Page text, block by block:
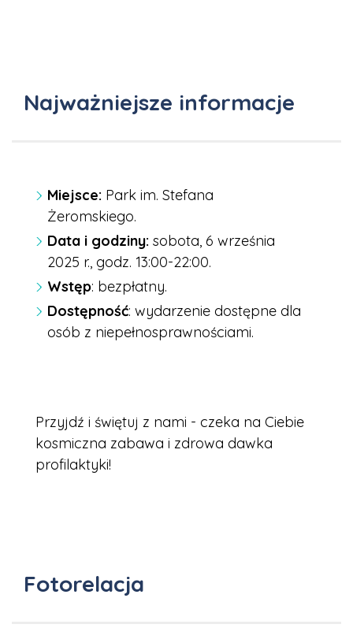
Najważniejsze informacje
Miejsce: Park im. Stefana
Żeromskiego.
Data i godziny: sobota, 6 września
2025 r., godz. 13:00-22:00.
Wstęp: bezpłatny.
Dostępność: wydarzenie dostępne dla
osób z niepełnosprawnościami.
Przyjdź i świętuj z nami - czeka na Ciebie
kosmiczna zabawa i zdrowa dawka
profilaktyki!
Fotorelacja